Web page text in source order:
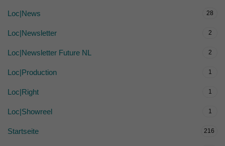
Loc|News 28
Loc|Newsletter 2
Loc|Newsletter Future NL 2
Loc|Production 1
Loc|Right 1
Loc|Showreel 1
Startseite 216